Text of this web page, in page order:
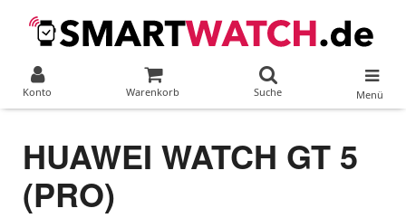
Konto Warenkorb Suche Menü
HUAWEI WATCH GT 5
(PRO)